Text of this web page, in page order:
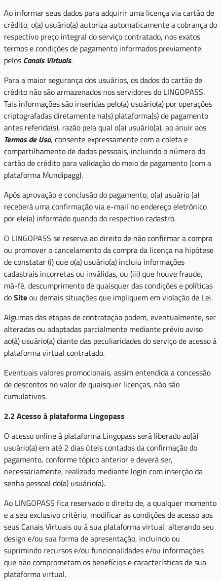
Ao informar seus dados para adquirir uma licença via cartão de
crédito, o(a) usuário(a) autoriza automaticamente a cobrança do
respectivo preço integral do serviço contratado, nos exatos
termos e condições de pagamento informados previamente
pelos Canais Virtuais.
Para a maior segurança dos usuários, os dados do cartão de
crédito não são armazenados nos servidores do LINGOPASS.
Tais informações são inseridas pelo(a) usuário(a) por operações
criptografadas diretamente na(s) plataforma(s) de pagamento
antes referida(s), razão pela qual o(a) usuário(a), ao anuir aos
Termos de Uso, consente expressamente com a coleta e
compartilhamento de dados pessoais, incluindo o número do
cartão de crédito para validação do meio de pagamento (com a
plataforma Mundipagg).
Após aprovação e conclusão do pagamento, o(a) usuário (a)
receberá uma confirmação via e-mail no endereço eletrônico
por ele(a) informado quando do respectivo cadastro.
O LINGOPASS se reserva ao direito de não confirmar a compra
ou promover o cancelamento da compra da licença na hipótese
de constatar (i) que o(a) usuário(a) incluiu informações
cadastrais incorretas ou inválidas, ou (iii) que houve fraude,
má-fé, descumprimento de quaisquer das condições e políticas
doSiteou demais situações que impliquem em violação de Lei.
Algumas das etapas de contratação podem, eventualmente, ser
alteradas ou adaptadas parcialmente mediante prévio aviso
ao(à) usuário(a) diante das peculiaridades do serviço de acesso à
plataforma virtual contratado.
Eventuais valores promocionais, assim entendida a concessão
de descontos no valor de quaisquer licenças, não são
cumulativos.
2.2 Acesso à plataforma Lingopass
O acesso online à plataforma Lingopass será liberado ao(à)
usuário(a) em até 2 dias úteis contados da confirmação do
pagamento, conforme tópico anterior e deverá ser,
necessariamente, realizado mediante login com inserção da
senha pessoal do(a) usuário(a).
Ao LINGOPASS fica reservado o direito de, a qualquer momento
e a seu exclusivo critério, modificar as condições de acesso aos
seus Canais Virtuais ou à sua plataforma virtual, alterando seu
design e/ou sua forma de apresentação, incluindo ou
suprimindo recursos e/ou funcionalidades e/ou informações
que não comprometam os benefícios e características de sua
plataforma virtual.